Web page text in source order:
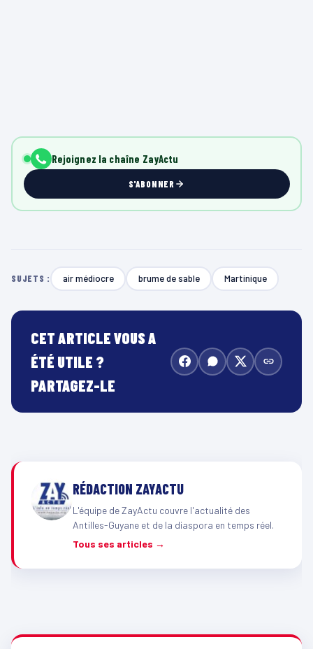
Rejoignez la chaîne ZayActu
S'ABONNER
SUJETS : air médiocre brume de sable Martinique
CET ARTICLE VOUS A
ÉTÉ UTILE ?
PARTAGEZ-LE
RÉDACTION ZAYACTU
L'équipe de ZayActu couvre l'actualité des
Antilles-Guyane et de la diaspora en temps réel.
Tous ses articles →